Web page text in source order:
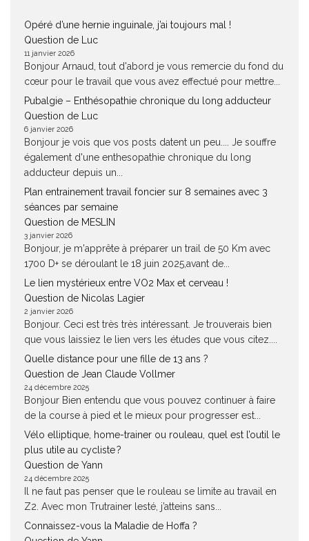
Opéré d’une hernie inguinale, j’ai toujours mal !
Question de Luc
11 janvier 2026
Bonjour Arnaud, tout d'abord je vous remercie du fond du
cœur pour le travail que vous avez effectué pour mettre...
Pubalgie – Enthésopathie chronique du long adducteur
Question de Luc
6 janvier 2026
Bonjour je vois que vos posts datent un peu.... Je souffre
également d'une enthesopathie chronique du long
adducteur depuis un...
Plan entrainement travail foncier sur 8 semaines avec 3
séances par semaine
Question de MESLIN
3 janvier 2026
Bonjour, je m'apprête à préparer un trail de 50 Km avec
1700 D+ se déroulant le 18 juin 2025,avant de...
Le lien mystérieux entre VO2 Max et cerveau !
Question de Nicolas Lagier
2 janvier 2026
Bonjour. Ceci est très très intéressant. Je trouverais bien
que vous laissiez le lien vers les études que vous citez....
Quelle distance pour une fille de 13 ans ?
Question de Jean Claude Vollmer
24 décembre 2025
Bonjour Bien entendu que vous pouvez continuer à faire
de la course à pied et le mieux pour progresser est...
Vélo elliptique, home-trainer ou rouleau, quel est l’outil le
plus utile au cycliste ?
Question de Yann
24 décembre 2025
Il ne faut pas penser que le rouleau se limite au travail en
Z2. Avec mon Trutrainer lesté, j’atteins sans...
Connaissez-vous la Maladie de Hoffa ?